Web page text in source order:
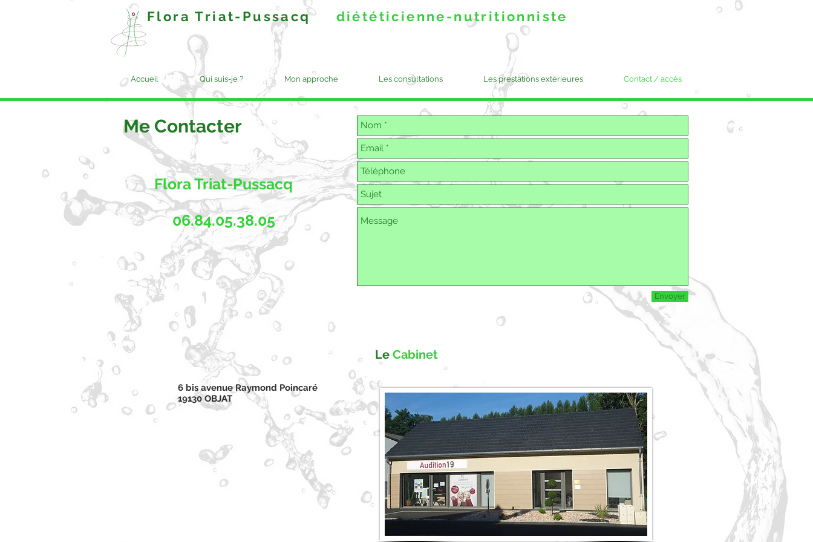
Flora Triat-Pussacq diététicienne-nutritionniste
Accueil Qui suis-je ? Mon approche Les consultations Les prestations extérieures Contact / accès
Me Contacter
Flora Triat-Pussacq
06.84.05.38.05
Envoyer
Le Cabinet
6 bis avenue Raymond Poincaré
19130 OBJAT